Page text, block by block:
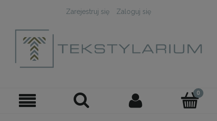
Zarejestruj się Zaloguj się